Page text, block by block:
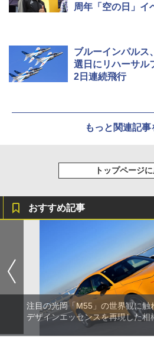
周年「空の日」イ
ブルーインパルス
選日にリハーサル
2日連続飛行
もっと関連記事
トップページ
おすすめ記事
注目の光岡「M55」の世界観に触
デザインエッセンスを再現した相